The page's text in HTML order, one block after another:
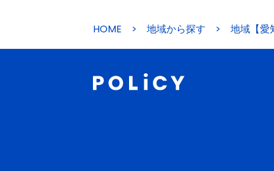
HOME > 地域から探す > 地域【愛